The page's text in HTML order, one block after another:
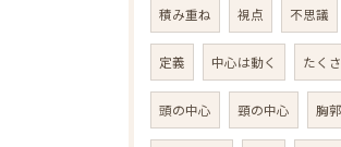
積み重ね 視点 不思議
定義 中心は動く たく
頭の中心 頸の中心 胸